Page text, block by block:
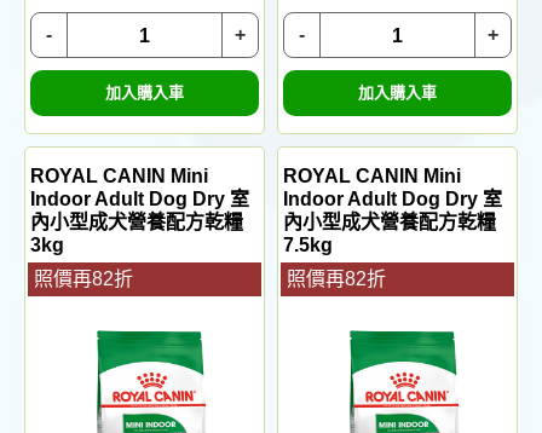
+
-
加入購入車
+
-
加入購入車
ROYAL CANIN Mini
Indoor Adult Dog Dry 室
內小型成犬營養配方乾糧
3kg
照價再82折
ROYAL CANIN Mini
Indoor Adult Dog Dry 室
內小型成犬營養配方乾糧
7.5kg
照價再82折